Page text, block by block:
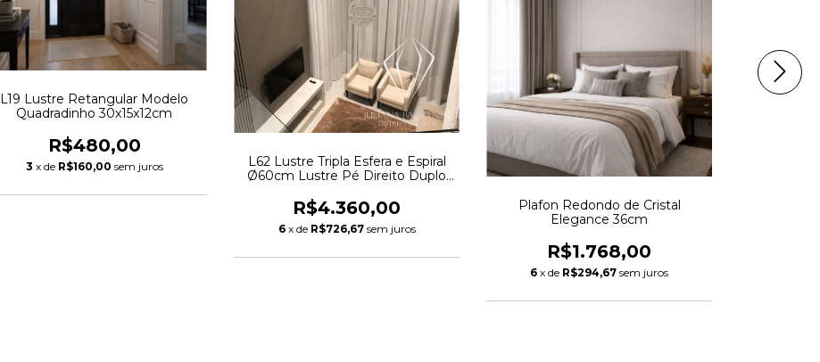
L19 Lustre Retangular Modelo
Quadradinho 30x15x12cm
R$480,00
3 x de R$160,00 sem juros
L62 Lustre Tripla Esfera e Espiral
Ø60cm Lustre Pé Direito Duplo
R$4.360,00
6 x de R$726,67 sem juros
Plafon Redondo de Cristal
Elegance 36cm
R$1.768,00
6 x de R$294,67 sem juros
L127